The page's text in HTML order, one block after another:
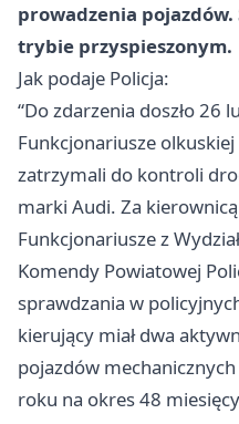
prowadzenia
trybie przyspieszonym.
Jak podaje Policja:
“Do zdarzenia doszło 26
Funkcjonariusze
zatrzymali do kontroli
marki Audi. Za
Funkcjonariusze z
Komendy Powiatowej
sprawdzania w
kierujący miał dwa
pojazdów
roku na okres 48